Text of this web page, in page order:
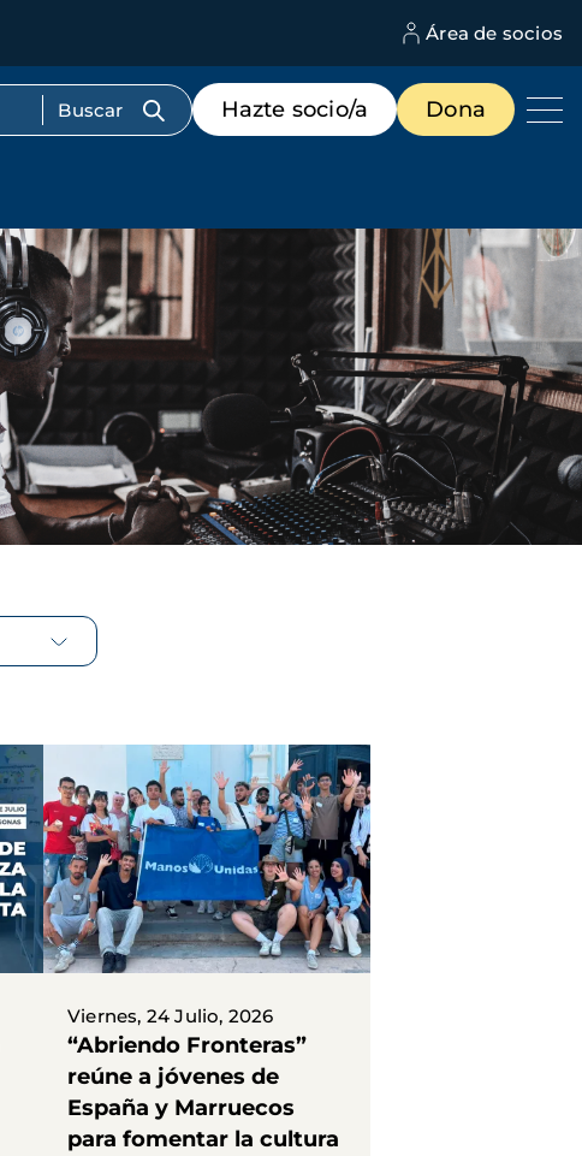
Área de socios
Menú
de
destacados
Hazte socio/a Dona
Viernes, 24 Julio, 2026
“Abriendo Fronteras”
reúne a jóvenes de
España y Marruecos
para fomentar la cultura